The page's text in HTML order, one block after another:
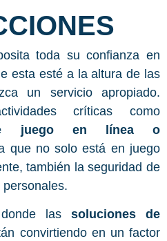
toda su confianza en
esta esté a la altura de las
un servicio apropiado.
críticas como
juego en línea o
que no solo está en juego
también la seguridad de
donde lassoluciones de
convirtiendo en un factor